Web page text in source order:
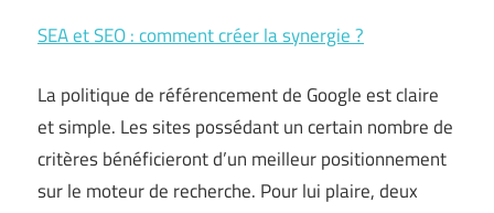
SEA et SEO : comment créer la synergie ?
La politique de référencement de Google est claire
et simple. Les sites possédant un certain nombre de
critères bénéficieront d’un meilleur positionnement
sur le moteur de recherche. Pour lui plaire, deux